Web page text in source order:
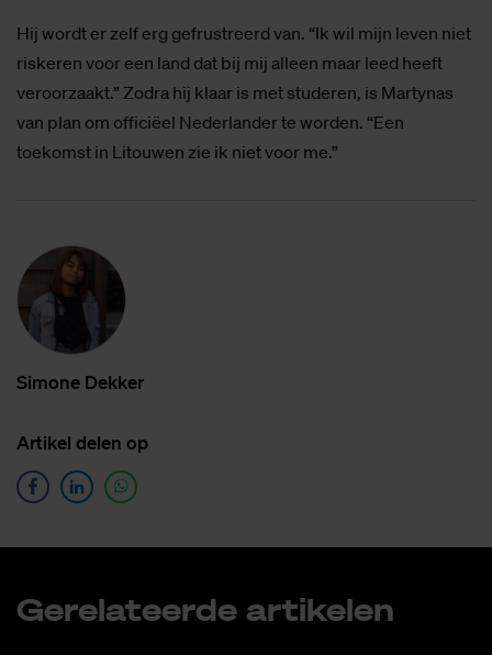
Hij wordt er zelf erg gefrustreerd van. “Ik wil mijn leven niet
riskeren voor een land dat bij mij alleen maar leed heeft
veroorzaakt.” Zodra hij klaar is met studeren, is Martynas
van plan om officiëel Nederlander te worden. “Een
toekomst in Litouwen zie ik niet voor me.”
Si­mo­ne Dek­ker
Ar­ti­kel de­len op
Ge­re­la­teer­de ar­ti­ke­len